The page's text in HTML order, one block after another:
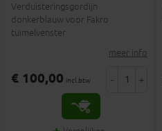
Verduisteringsgordijn
donkerblauw voor Fakro
tuimelvenster
meer info
€ 100,00 incl.btw - +